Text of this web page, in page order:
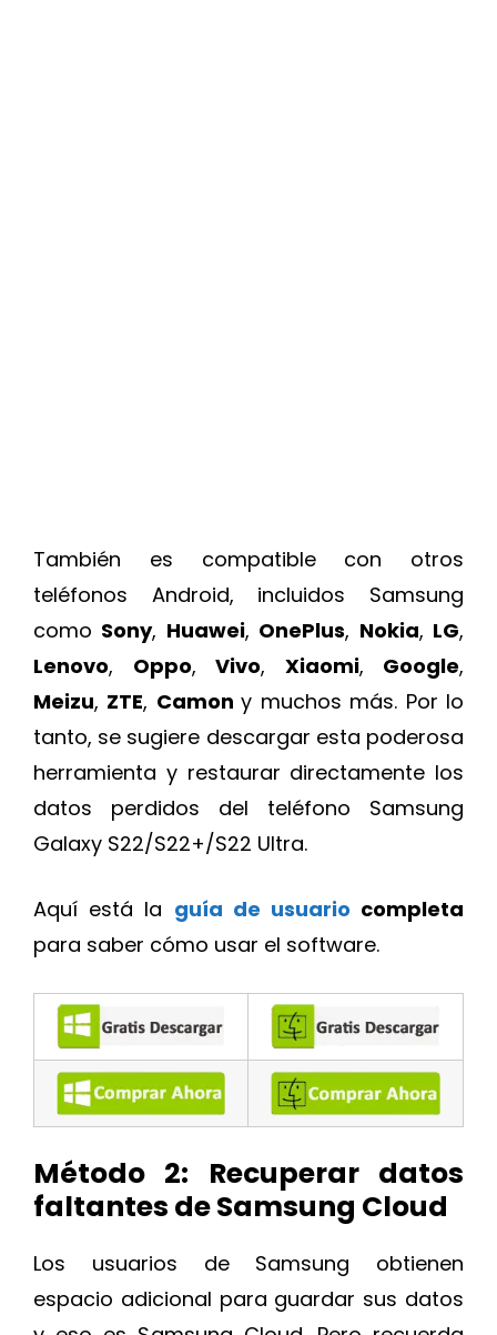
También es compatible con otros
teléfonos Android, incluidos Samsung
como Sony, Huawei, OnePlus, Nokia, LG,
Lenovo, Oppo, Vivo, Xiaomi, Google,
Meizu, ZTE, Camony muchos más. Por lo
tanto, se sugiere descargar esta poderosa
herramienta y restaurar directamente los
datos perdidos del teléfono Samsung
Galaxy S22/S22+/S22 Ultra.
Aquí está la guía de usuario completa
para saber cómo usar el software.
Método 2: Recuperar datos
faltantes de Samsung Cloud
Los usuarios de Samsung obtienen
espacio adicional para guardar sus datos